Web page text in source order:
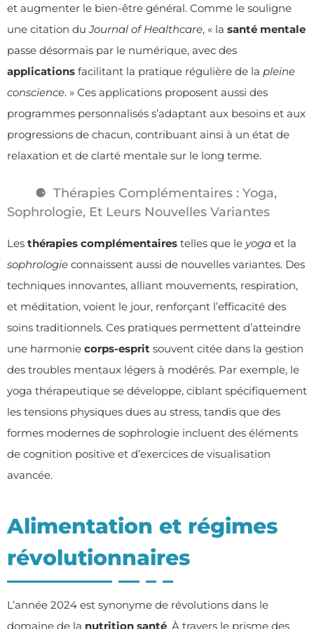
et augmenter le bien-être général. Comme le souligne
une citation duJournal of Healthcare, « la santé mentale
passe désormais par le numérique, avec des
applications facilitant la pratique régulière de la pleine
conscience. » Ces applications proposent aussi des
programmes personnalisés s’adaptant aux besoins et aux
progressions de chacun, contribuant ainsi à un état de
relaxation et de clarté mentale sur le long terme.
Thérapies Complémentaires : Yoga,
Sophrologie, Et Leurs Nouvelles Variantes
Les thérapies complémentaires telles que le yoga et la
sophrologie connaissent aussi de nouvelles variantes. Des
techniques innovantes, alliant mouvements, respiration,
et méditation, voient le jour, renforçant l’efficacité des
soins traditionnels. Ces pratiques permettent d’atteindre
une harmonie corps-esprit souvent citée dans la gestion
des troubles mentaux légers à modérés. Par exemple, le
yoga thérapeutique se développe, ciblant spécifiquement
les tensions physiques dues au stress, tandis que des
formes modernes de sophrologie incluent des éléments
de cognition positive et d’exercices de visualisation
avancée.
Alimentation et régimes
révolutionnaires
L’année 2024 est synonyme de révolutions dans le
domaine de la nutrition santé. À travers le prisme des